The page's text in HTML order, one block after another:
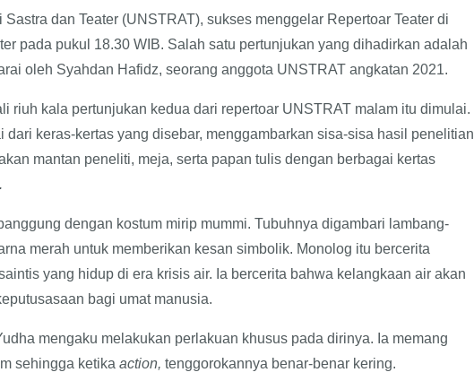
dan Teater (UNSTRAT), sukses menggelar Repertoar Teater di
pada pukul 18.30 WIB. Salah satu pertunjukan yang dihadirkan adalah
oleh Syahdan Hafidz, seorang anggota UNSTRAT angkatan 2021.
riuh kala pertunjukan kedua dari repertoar UNSTRAT malam itu dimulai.
dari keras-kertas yang disebar, menggambarkan sisa-sisa hasil penelitian
mantan peneliti, meja, serta papan tulis dengan berbagai kertas
dengan kostum mirip mummi. Tubuhnya digambari lambang-
merah untuk memberikan kesan simbolik. Monolog itu bercerita
yang hidup di era krisis air. Ia bercerita bahwa kelangkaan air akan
bagi umat manusia.
mengaku melakukan perlakuan khusus pada dirinya. Ia memang
sehingga ketika action, tenggorokannya benar-benar kering.